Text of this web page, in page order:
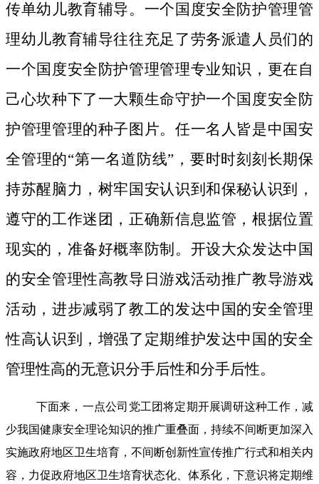
传单幼儿教育辅导。一个国度安全防护管理管
理幼儿教育辅导往往充足了劳务派遣人员们的
一个国度安全防护管理管理专业知识，更在自
己心坎种下了一大颗生命守护一个国度安全防
护管理管理的种子图片。 任一名人皆是中国安
全管理的“第一名道防线”，要时时刻刻长期保
持苏醒脑力，树牢国安认识到和保秘认识到，
遵守的工作迷团，正确新信息监管，根据位置
现实的，准备好概率防制。开设大众发达中国
的安全管理性高教导日游戏活动推广教导游戏
活动，进步减弱了教工的发达中国的安全管理
性高认识到，增强了定期维护发达中国的安全
管理性高的无意识分手后性和分手后性。
下面来，一点公司党工团将定期开展调研这种工作，减
少我国健康安全理论知识的推广重叠面，持续不间断更加深入
实施政府地区卫生培育，不间断创新性宣传推广行式和相关内
容，力促政府地区卫生培育状态化、体系化，下意识将定期维